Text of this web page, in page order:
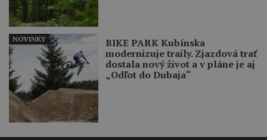
BIKE PARK Kubínska
modernizuje traily. Zjazdová trať
dostala nový život a v pláne je aj
„Odľot do Dubaja“
NOVINKY